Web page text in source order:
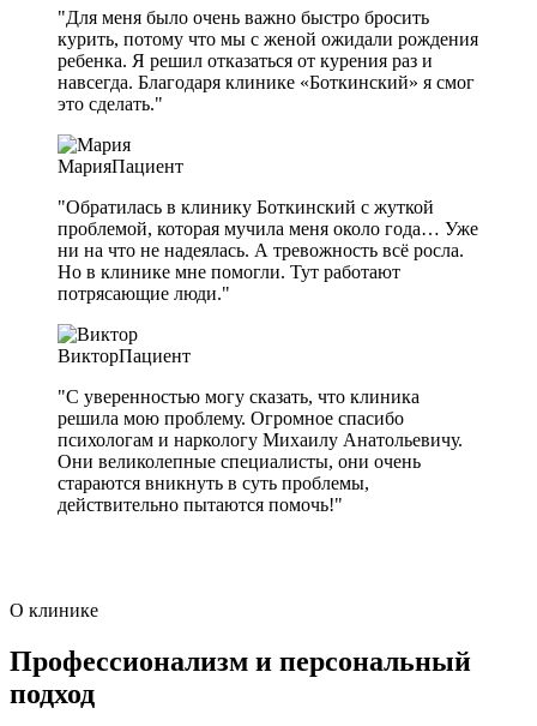
"Для меня было очень важно быстро бросить
курить, потому что мы с женой ожидали рождения
ребенка. Я решил отказаться от курения раз и
навсегда. Благодаря клинике «Боткинский» я смог
это сделать."
МарияПациент
"Обратилась в клинику Боткинский с жуткой
проблемой, которая мучила меня около года… Уже
ни на что не надеялась. А тревожность всё росла.
Но в клинике мне помогли. Тут работают
потрясающие люди."
ВикторПациент
"С уверенностью могу сказать, что клиника
решила мою проблему. Огромное спасибо
психологам и наркологу Михаилу Анатольевичу.
Они великолепные специалисты, они очень
стараются вникнуть в суть проблемы,
действительно пытаются помочь!"
О клинике
Профессионализм и персональный
подход